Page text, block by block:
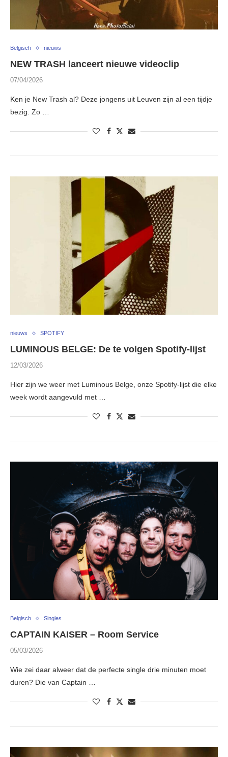
Belgisch nieuws
NEW TRASH lanceert nieuwe videoclip
07/04/2026
Ken je New Trash al? Deze jongens uit Leuven zijn al een tijdje
bezig. Zo …
nieuws SPOTIFY
LUMINOUS BELGE: De te volgen Spotify-lijst
12/03/2026
Hier zijn we weer met Luminous Belge, onze Spotify-lijst die elke
week wordt aangevuld met …
Belgisch Singles
CAPTAIN KAISER – Room Service
05/03/2026
Wie zei daar alweer dat de perfecte single drie minuten moet
duren? Die van Captain …